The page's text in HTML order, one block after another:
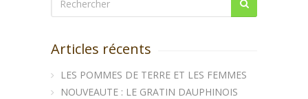
Articles récents
LES POMMES DE TERRE ET LES FEMMES
NOUVEAUTE : LE GRATIN DAUPHINOIS